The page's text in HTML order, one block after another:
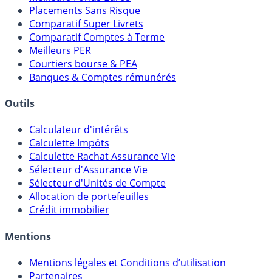
Meilleures Assurances-Vie
Meilleurs Fonds Euros
Placements Sans Risque
Comparatif Super Livrets
Comparatif Comptes à Terme
Meilleurs PER
Banques & Comptes rémunérés
Outils
Calculateur d'intérêts
Calculette Impôts
Calculette Rachat Assurance Vie
Sélecteur d'Assurance Vie
Sélecteur d'Unités de Compte
Crédit immobilier
Mentions